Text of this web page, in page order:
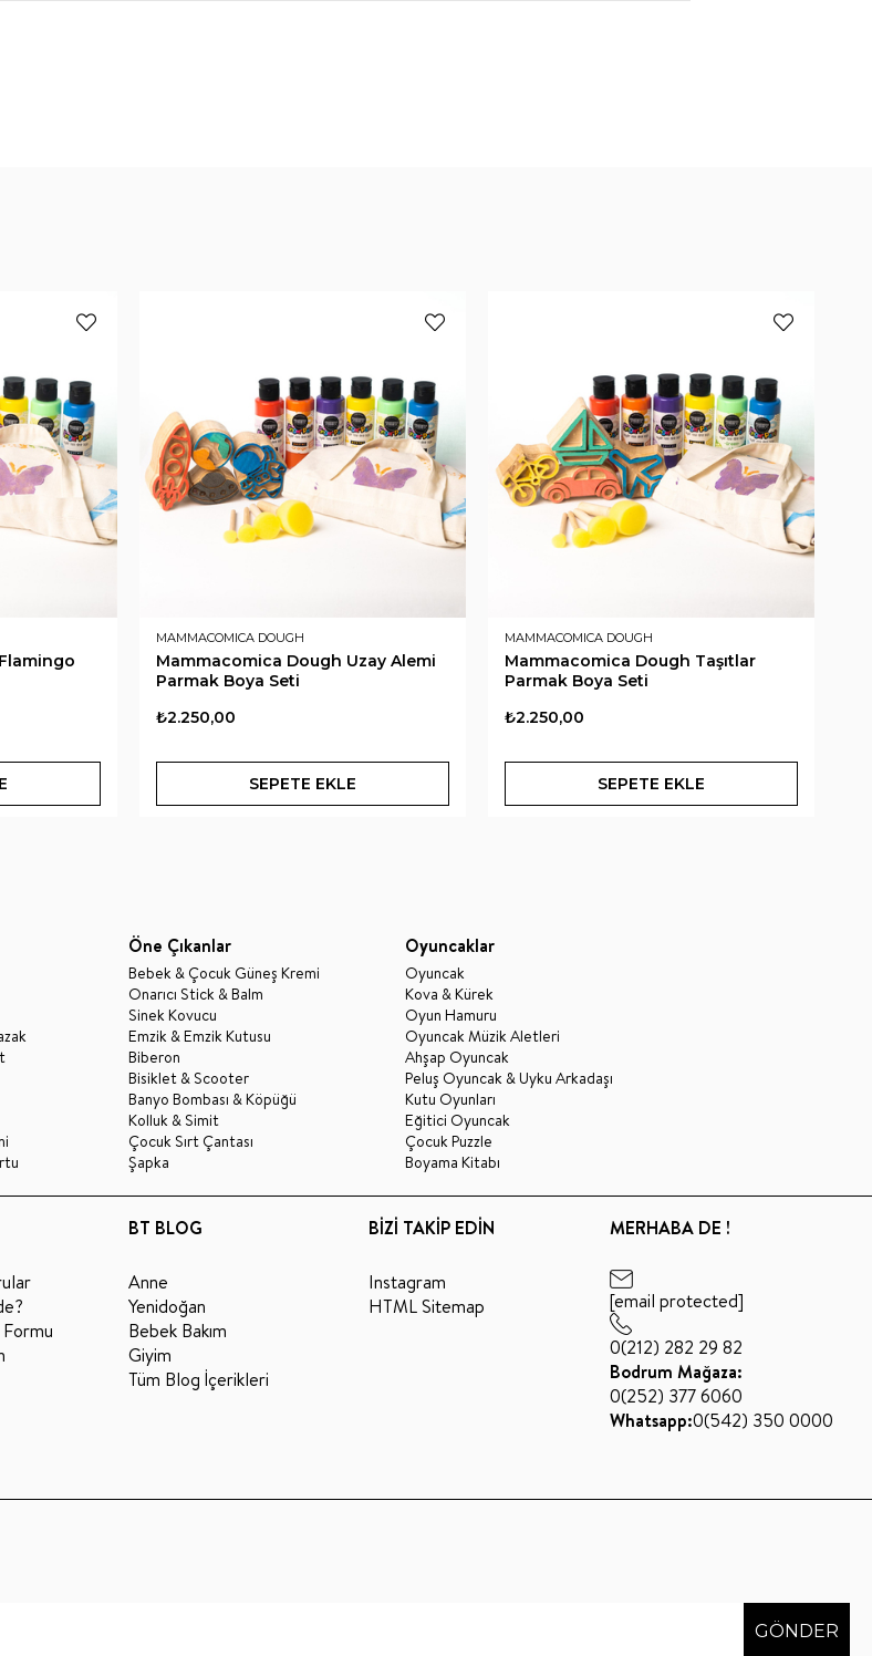
MAMMACOMICA DOUGH
Mammacomica Dough Uzay Alemi
Parmak Boya Seti
₺2.250,00
SEPETE EKLE
MAMMACOMICA DOUGH
Mammacomica Dough Taşıtlar
Parmak Boya Seti
₺2.250,00
SEPETE EKLE
Öne Çıkanlar
Bebek & Çocuk Güneş Kremi
Onarıcı Stick & Balm
Sinek Kovucu
Emzik & Emzik Kutusu
Biberon
Bisiklet & Scooter
Banyo Bombası & Köpüğü
Kolluk & Simit
Çocuk Sırt Çantası
Şapka
Oyuncaklar
Oyuncak
Kova & Kürek
Oyun Hamuru
Oyuncak Müzik Aletleri
Ahşap Oyuncak
Peluş Oyuncak & Uyku Arkadaşı
Kutu Oyunları
Eğitici Oyuncak
Çocuk Puzzle
Boyama Kitabı
BT BLOG
Anne
Yenidoğan
Bebek Bakım
Giyim
Tüm Blog İçerikleri
BİZİ TAKİP EDİN
Instagram
HTML Sitemap
MERHABA DE !
[email protected]
0(212) 282 29 82
Bodrum Mağaza:
0(252) 377 6060
Whatsapp:0(542) 350 0000
GÖNDER